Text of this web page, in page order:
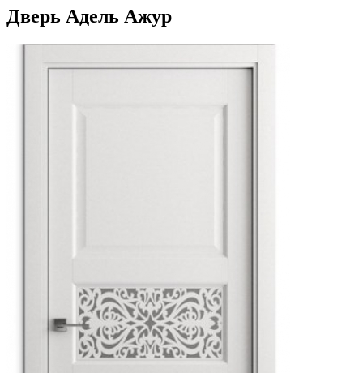
Дверь Адель Ажур